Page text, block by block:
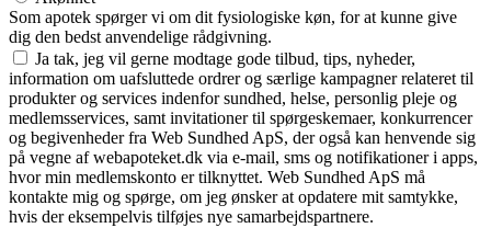
Som apotek spørger vi om dit fysiologiske køn, for at kunne give
dig den bedst anvendelige rådgivning.
Ja tak, jeg vil gerne modtage gode tilbud, tips, nyheder,
information om uafsluttede ordrer og særlige kampagner relateret til
produkter og services indenfor sundhed, helse, personlig pleje og
medlemsservices, samt invitationer til spørgeskemaer, konkurrencer
og begivenheder fra Web Sundhed ApS, der også kan henvende sig
på vegne af webapoteket.dk via e-mail, sms og notifikationer i apps,
hvor min medlemskonto er tilknyttet. Web Sundhed ApS må
kontakte mig og spørge, om jeg ønsker at opdatere mit samtykke,
hvis der eksempelvis tilføjes nye samarbejdspartnere.